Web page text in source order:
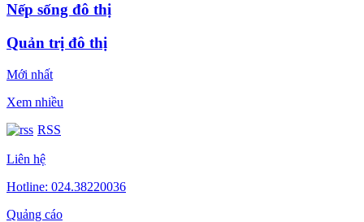
Nếp sống đô thị
Quản trị đô thị
Mới nhất
Xem nhiều
RSS
Liên hệ
Hotline: 024.38220036
Quảng cáo